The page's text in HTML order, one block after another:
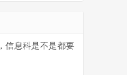
信息科是不是都要